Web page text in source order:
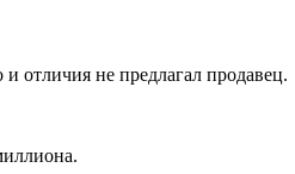
отличия не предлагал продавец.